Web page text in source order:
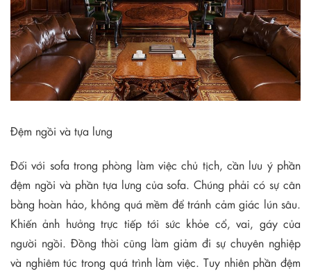
Đệm ngồi và tựa lưng
Đối với sofa trong phòng làm việc chủ tịch, cần lưu ý phần
đệm ngồi và phần tựa lưng của sofa. Chúng phải có sự cân
bằng hoàn hảo, không quá mềm để tránh cảm giác lún sâu.
Khiến ảnh hưởng trực tiếp tới sức khỏe cổ, vai, gáy của
người ngồi. Đồng thời cũng làm giảm đi sự chuyên nghiệp
và nghiêm túc trong quá trình làm việc. Tuy nhiên phần đệm